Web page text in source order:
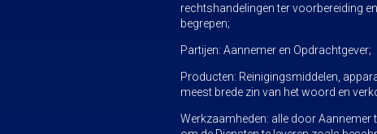
rechtshandelingen ter voorbereiding
begrepen;
Partijen: Aannemer en Opdrachtgever;
Producten: Reinigingsmiddelen,
meest brede zin van het woord en
Werkzaamheden: alle door Aannemer